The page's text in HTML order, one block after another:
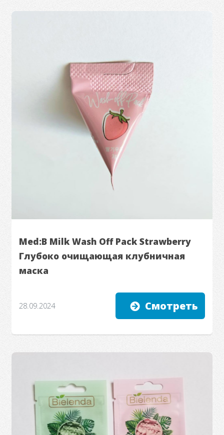
Med:B Milk Wash Off Pack Strawberry
Глубоко очищающая клубничная
маска
28.09.2024 Смотреть